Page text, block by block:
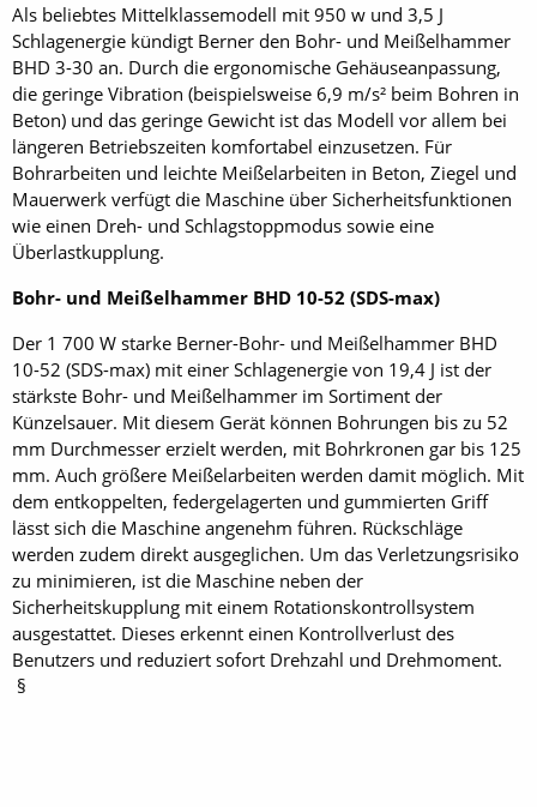
Als beliebtes Mittelklassemodell mit 950 w und 3,5 J
Schlagenergie kündigt Berner den Bohr- und Meißelhammer
BHD 3-30 an. Durch die ergonomische Gehäuseanpassung,
die geringe Vibration (beispielsweise 6,9 m/s² beim Bohren in
Beton) und das geringe Gewicht ist das Modell vor allem bei
längeren Betriebszeiten komfortabel einzusetzen. Für
Bohrarbeiten und leichte Meißelarbeiten in Beton, Ziegel und
Mauerwerk verfügt die Maschine über Sicherheitsfunktionen
wie einen Dreh- und Schlagstoppmodus sowie eine
Überlastkupplung.
Bohr- und Meißelhammer BHD 10-52 (SDS-max)
Der 1 700 W starke Berner-Bohr- und Meißelhammer BHD
10-52 (SDS-max) mit einer Schlagenergie von 19,4 J ist der
stärkste Bohr- und Meißelhammer im Sortiment der
Künzelsauer. Mit diesem Gerät können Bohrungen bis zu 52
mm Durchmesser erzielt werden, mit Bohrkronen gar bis 125
mm. Auch größere Meißelarbeiten werden damit möglich. Mit
dem entkoppelten, federgelagerten und gummierten Griff
lässt sich die Maschine angenehm führen. Rückschläge
werden zudem direkt ausgeglichen. Um das Verletzungsrisiko
zu minimieren, ist die Maschine neben der
Sicherheitskupplung mit einem Rotationskontrollsystem
ausgestattet. Dieses erkennt einen Kontrollverlust des
Benutzers und reduziert sofort Drehzahl und Drehmoment.
§